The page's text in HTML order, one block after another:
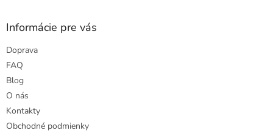
Informácie pre vás
Doprava
FAQ
Blog
O nás
Kontakty
Obchodné podmienky